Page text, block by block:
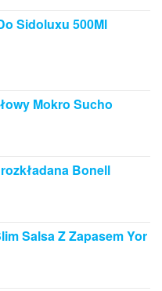
Sidoluxu 500Ml
Mokro Sucho
Bonell
Salsa Z Zapasem Yor